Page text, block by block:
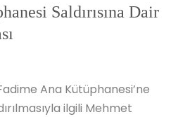
Saldırısına Dair
Ana Kütüphanesi’ne
ilgili Mehmet